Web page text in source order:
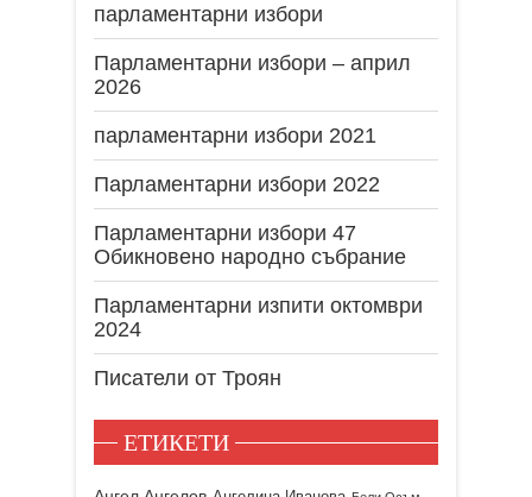
парламентарни избори
Парламентарни избори – април
2026
парламентарни избори 2021
Парламентарни избори 2022
Парламентарни избори 47
Обикновено народно събрание
Парламентарни изпити октомври
2024
Писатели от Троян
ЕТИКЕТИ